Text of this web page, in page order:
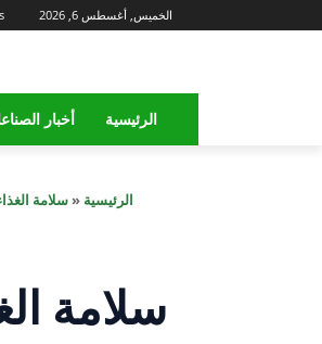
الخميس, أغسطس 6, 2026
الرئيسية أخبار
الرئيسية «سلامة